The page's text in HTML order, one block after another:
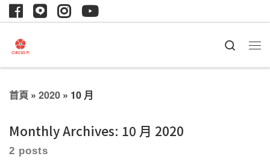
Search
首頁 » 2020 » 10 月
Monthly Archives: 10 月 2020
2 posts